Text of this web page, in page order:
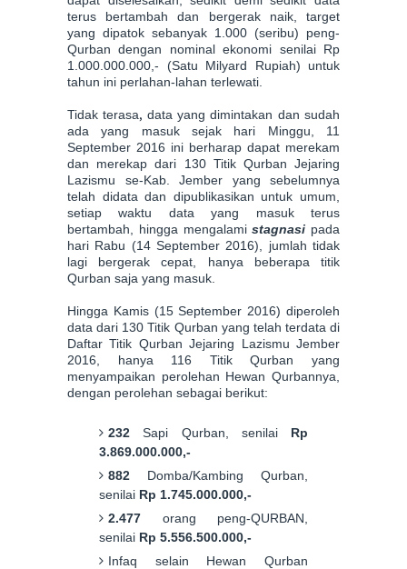
terus bertambah dan bergerak naik, target
yang dipatok sebanyak 1.000 (seribu) peng-
Qurban dengan nominal ekonomi senilai Rp
1.000.000.000,- (Satu Milyard Rupiah) untuk
tahun ini perlahan-lahan terlewati.
Tidak terasa, data yang dimintakan dan sudah
ada yang masuk sejak hari Minggu, 11
September 2016 ini berharap dapat merekam
dan merekap dari 130 Titik Qurban Jejaring
Lazismu se-Kab. Jember yang sebelumnya
telah didata dan dipublikasikan untuk umum,
setiap waktu data yang masuk terus
bertambah, hingga mengalamistagnasi pada
hari Rabu (14 September 2016), jumlah tidak
lagi bergerak cepat, hanya beberapa titik
Qurban saja yang masuk.
Hingga Kamis (15 September 2016) diperoleh
data dari 130 Titik Qurban yang telah terdata di
Daftar Titik Qurban Jejaring Lazismu Jember
2016, hanya 116 Titik Qurban yang
menyampaikan perolehan Hewan Qurbannya,
dengan perolehan sebagai berikut:
232 Sapi Qurban, senilai Rp
3.869.000.000,-
882 Domba/Kambing Qurban,
senilai Rp 1.745.000.000,-
2.477 orang peng-QURBAN,
senilai Rp 5.556.500.000,-
Infaq selain Hewan Qurban